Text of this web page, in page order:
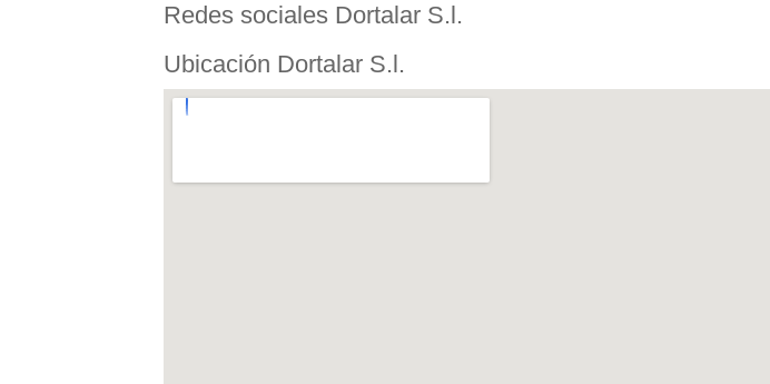
Redes sociales Dortalar S.l.
Ubicación Dortalar S.l.